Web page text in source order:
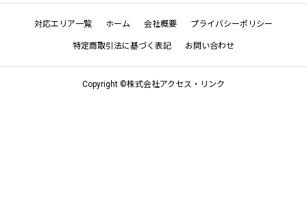
対応エリア一覧 ホーム 会社概要 プライバシーポリシー
特定商取引法に基づく表記 お問い合わせ
Copyright ©株式会社アクセス・リンク